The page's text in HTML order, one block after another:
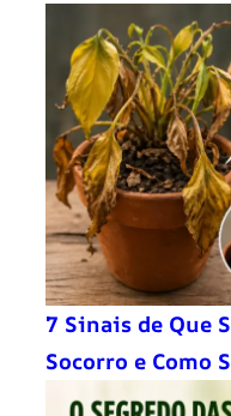
7 Sinais de Que
Socorro e Como